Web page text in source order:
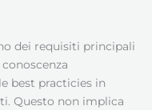
dei requisiti principali
best practicies in
Questo non implica